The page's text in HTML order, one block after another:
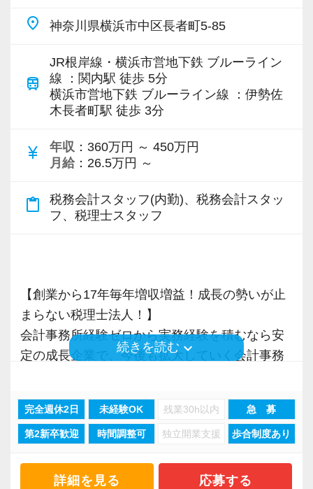
お客様に事務所までご来社いただく来所型サー
ビスで、中小企業の経営を幅広くサポートして
います。
専門Webサイトを10サイト以上運営しており、
各オフィスに国税OB税理士が在籍しているの
税理士という仕事は不況に強い仕事で、融資対
ており、さらなるサービス品質の向上を目指し
ています。
また、職場環境の改善に積極的に取り組む企業
取得しました。
「職場環境改善宣言企業」と「経営労務診断実
施企業」の認定を受け、今後も社員が働きやす
長く安心して働ける環境を用意してお待ちして
place 神奈川県横浜市中区長者町5-85
train
JR根岸線・横浜市営地下鉄 ブルーライン
線 ：関内駅 徒歩 5分
横浜市営地下鉄 ブルーライン線 ：伊勢佐
木長者町駅 徒歩 3分
currency_yen 年収 ：360万円 ～ 450万円
月給 ：26.5万円 ～
content_paste
税務会計スタッフ(内勤)、税務会計スタッ
フ、税理士スタッフ
【創業から17年毎年増収増益！成長の勢いが止
まらない税理士法人！】
会計事務所経験ゼロから実務経験を積むなら安
定の成長企業で、今後も拡大していく会計事務
現在当社では「渋谷」「新宿」「錦糸町」
「柏」「横浜」「大阪」の６拠点を展開してい
2021年6月に「渋谷オフィス」を新設し、その
続きを読む keyboard_arrow_down
完全週休2日 未経験OK 残業30h以内 急 募
第2新卒歓迎 時間調整可 独立開業支援 歩合制度あり
詳細を見る 応募する